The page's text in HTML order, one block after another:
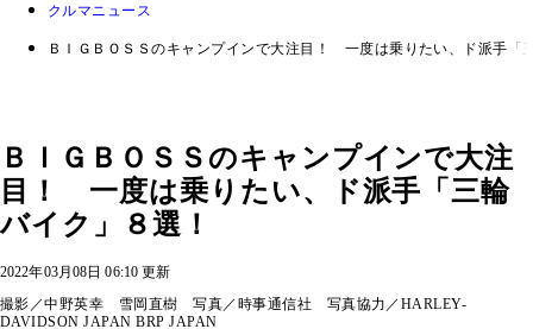
クルマニュース
ＢＩＧＢＯＳＳのキャンプインで大注目！ 一度は乗りたい、ド派手「
ＢＩＧＢＯＳＳのキャンプインで大注
目！ 一度は乗りたい、ド派手「三輪
バイク」８選！
2022年03月08日 06:10 更新
撮影／中野英幸 雪岡直樹 写真／時事通信社 写真協力／HARLEY-
DAVIDSON JAPAN BRP JAPAN